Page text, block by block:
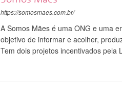
https://somosmaes.com.br/
A Somos Mães é uma ONG e uma
objetivo de informar e acolher,
Tem dois projetos incentivados pela